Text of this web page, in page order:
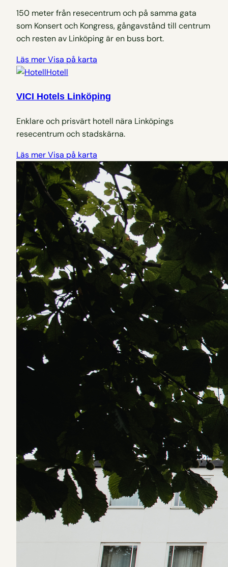
150 meter från resecentrum och på samma gata
som Konsert och Kongress, gångavstånd till centrum
och resten av Linköping är en buss bort.
Läs merVisa på karta
Hotell
VICI Hotels Linköping
Enklare och prisvärt hotell nära Linköpings
resecentrum och stadskärna.
Läs merVisa på karta